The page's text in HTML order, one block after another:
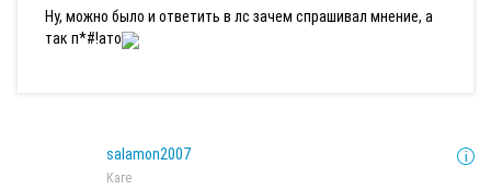
Ну, можно было и ответить в лс зачем спрашивал мнение, а
так п*#!ато
salamon2007
Каге